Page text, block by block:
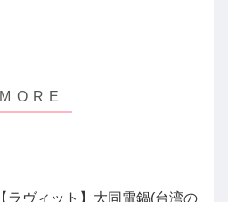
【ラヴィット】大同電鍋(台湾の